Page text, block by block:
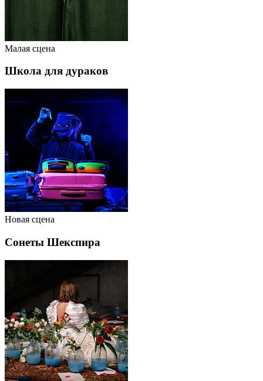
Малая сцена
Школа для дураков
Новая сцена
Сонеты Шекспира